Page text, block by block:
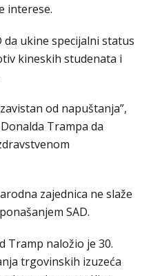
interese.
ukine specijalni status
kineskih studenata i
od napuštanja”,
Trampa da
zajednica ne slaže
SAD.
Tramp naložio je 30.
trgovinskih izuzeća